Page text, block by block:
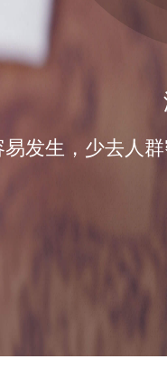
易发生，少去人